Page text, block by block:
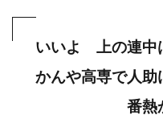
いいよ 上の連中
かんや高専で人
番熱